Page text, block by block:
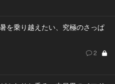
を乗り越えたい、究極のさっぱ
2